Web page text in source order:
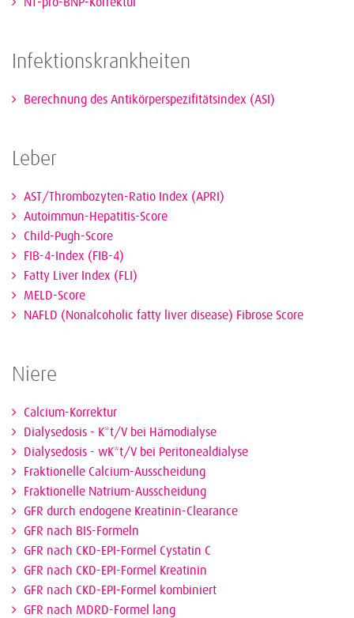
Infektionskrankheiten
Berechnung des Antikörperspezifitätsindex (ASI)
Leber
AST/Thrombozyten-Ratio Index (APRI)
Autoimmun-Hepatitis-Score
Child-Pugh-Score
FIB-4-Index (FIB-4)
Fatty Liver Index (FLI)
MELD-Score
NAFLD (Nonalcoholic fatty liver disease) Fibrose Score
Niere
Calcium-Korrektur
Dialysedosis - K*t/V bei Hämodialyse
Dialysedosis - wK*t/V bei Peritonealdialyse
Fraktionelle Calcium-Ausscheidung
Fraktionelle Natrium-Ausscheidung
GFR durch endogene Kreatinin-Clearance
GFR nach BIS-Formeln
GFR nach CKD-EPI-Formel Cystatin C
GFR nach CKD-EPI-Formel Kreatinin
GFR nach CKD-EPI-Formel kombiniert
GFR nach MDRD-Formel lang